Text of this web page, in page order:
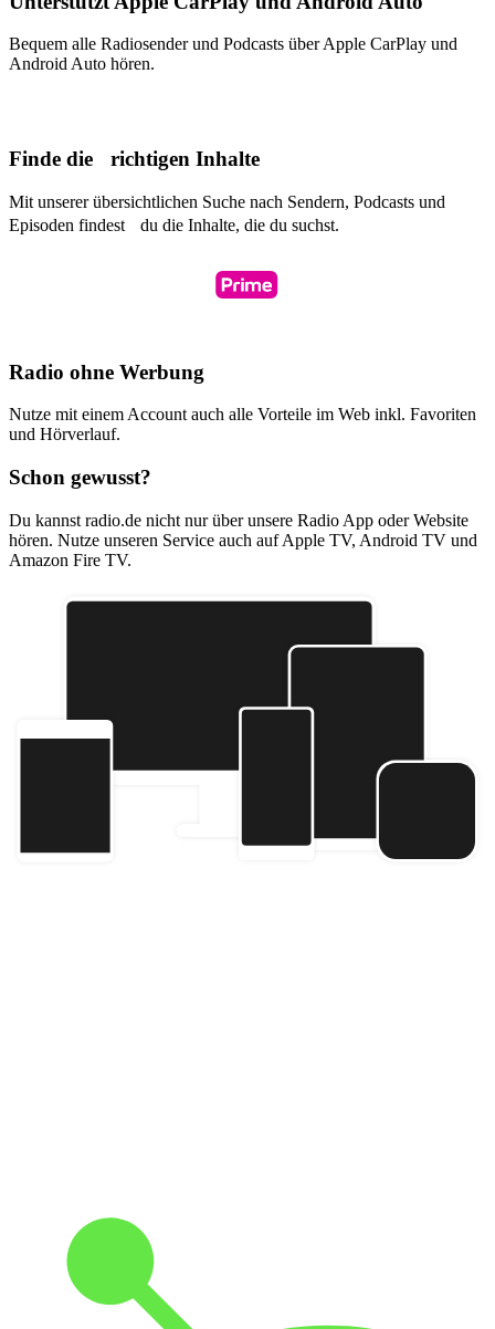
Bequem alle Radiosender und Podcasts über Apple CarPlay und
Android Auto hören.
Finde die richtigen Inhalte
Mit unserer übersichtlichen Suche nach Sendern, Podcasts und
Episoden findest du die Inhalte, die du suchst.
Radio ohne Werbung
Nutze mit einem Account auch alle Vorteile im Web inkl. Favoriten
und Hörverlauf.
Schon gewusst?
Du kannst radio.de nicht nur über unsere Radio App oder Website
hören. Nutze unseren Service auch auf Apple TV, Android TV und
Amazon Fire TV.